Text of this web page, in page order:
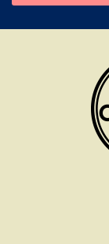
this
field